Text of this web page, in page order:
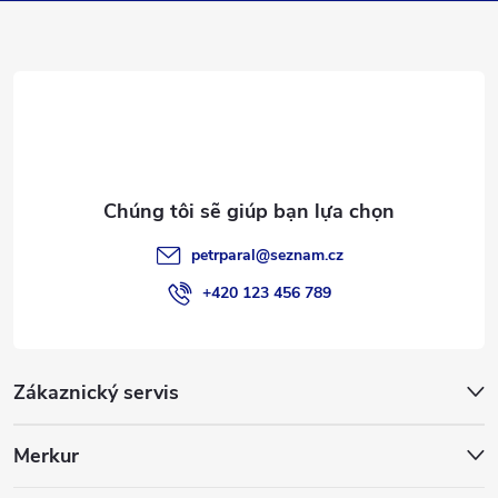
Zákaznický servis
Merkur
petrparal@seznam.cz
+420 123 456 789